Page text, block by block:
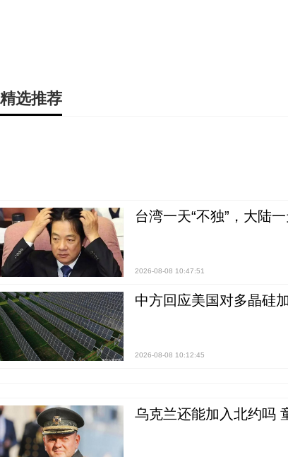
精选推荐
台湾一天“不独”，大陆
2026-08-08 10:47:51
中方回应美国对多晶硅
2026-08-08 10:12:45
乌克兰还能加入北约吗